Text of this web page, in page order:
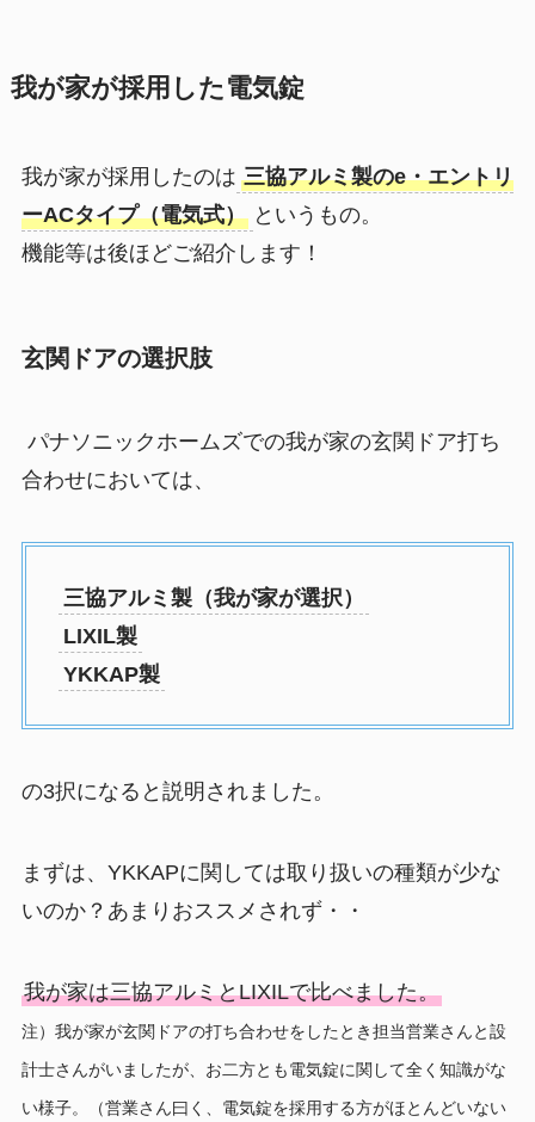
我が家が採用した電気錠
我が家が採用したのは 三協アルミ製のe・エントリ
ーACタイプ（電気式） というもの。
機能等は後ほどご紹介します！
玄関ドアの選択肢
パナソニックホームズでの我が家の玄関ドア打ち
合わせにおいては、
三協アルミ製（我が家が選択）
LIXIL製
YKKAP製
の3択になると説明されました。
まずは、YKKAPに関しては取り扱いの種類が少な
いのか？あまりおススメされず・・
我が家は三協アルミとLIXILで比べました。
注）我が家が玄関ドアの打ち合わせをしたとき担当営業さんと設
計士さんがいましたが、お二方とも電気錠に関して全く知識がな
い様子。（営業さん曰く、電気錠を採用する方がほとんどいない